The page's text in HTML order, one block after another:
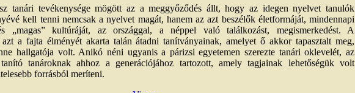
tanári tevékenysége mögött az a meggyőződés állt, hogy az idegen nyelvet tanulók
kell tenni nemcsak a nyelvet magát, hanem az azt beszélők életformáját, mindennapi
„magas” kultúráját, az országgal, a néppel való találkozást, megismerkedést. A
azt a fajta élményét akarta talán átadni tanítványainak, amelyet ő akkor tapasztalt meg,
hallgatója volt. Anikó néni ugyanis a párizsi egyetemen szerezte tanári oklevelét, az
tanároknak ahhoz a generációjához tartozott, amely tagjainak lehetőségük volt
forrásból meríteni.